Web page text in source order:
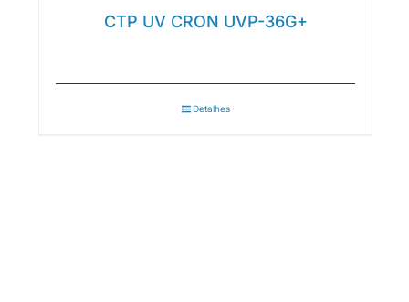
CTP UV CRON UVP-36G+
Detalhes